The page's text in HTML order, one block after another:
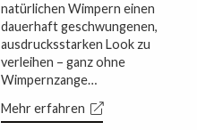
natürlichen Wimpern einen
dauerhaft geschwungenen,
ausdrucksstarken Look zu
verleihen – ganz ohne
Wimpernzange…
Mehr erfahren